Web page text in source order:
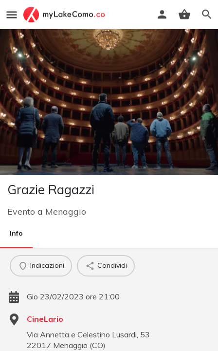
Grazie Ragazzi
Evento a Menaggio
Info
Indicazioni Condividi
Gio 23/02/2023 ore 21:00
CineLario
Via Annetta e Celestino Lusardi, 53
22017 Menaggio (CO)